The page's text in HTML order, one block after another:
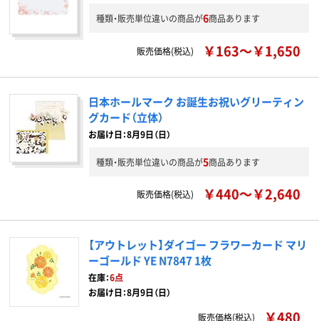
種類・販売単位違いの商品が6商品あります
販売価格(税込) ￥163～￥1,650
日本ホールマーク お誕生お祝いグリーティン
グカード（立体）
お届け日：8月9日（日）
種類・販売単位違いの商品が5商品あります
販売価格(税込) ￥440～￥2,640
【アウトレット】ダイゴー フラワーカード マリ
ーゴールド YE N7847 1枚
在庫：6点
お届け日：8月9日（日）
販売価格(税込) ￥480